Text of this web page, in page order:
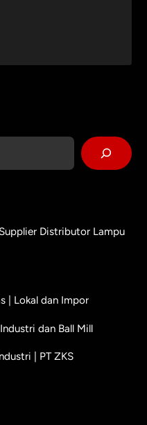
Distributor Lampu
| Lokal dan Impor
dan Ball Mill
| PT ZKS